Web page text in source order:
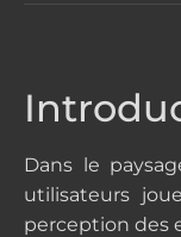
Dans le
utilisateurs
perception des